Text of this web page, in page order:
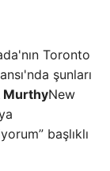
Toronto
şunları
MurthyNew
başlıklı